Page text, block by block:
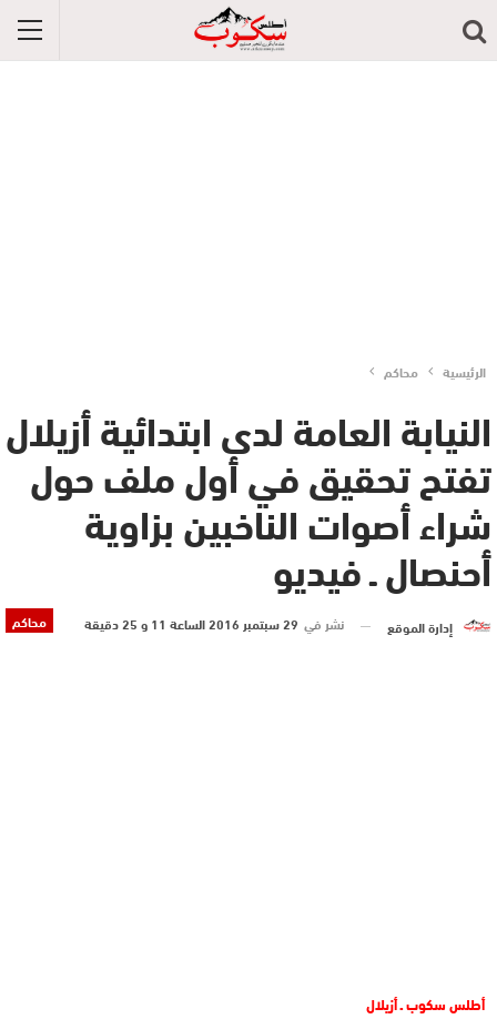
الرئيسية محاكم
النيابة العامة لدى ابتدائية أزيلال
تفتح تحقيق في أول ملف حول
شراء أصوات الناخبين بزاوية
أحنصال ـ فيديو
محاكم إدارة الموقع نشر في 29 سبتمبر 2016 الساعة 11 و 25 دقيقة
أطلس سكوب ـ أزيلال